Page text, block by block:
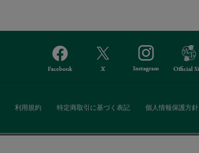
利用規約 特定商取引に基づく表記 個人情報保護方針